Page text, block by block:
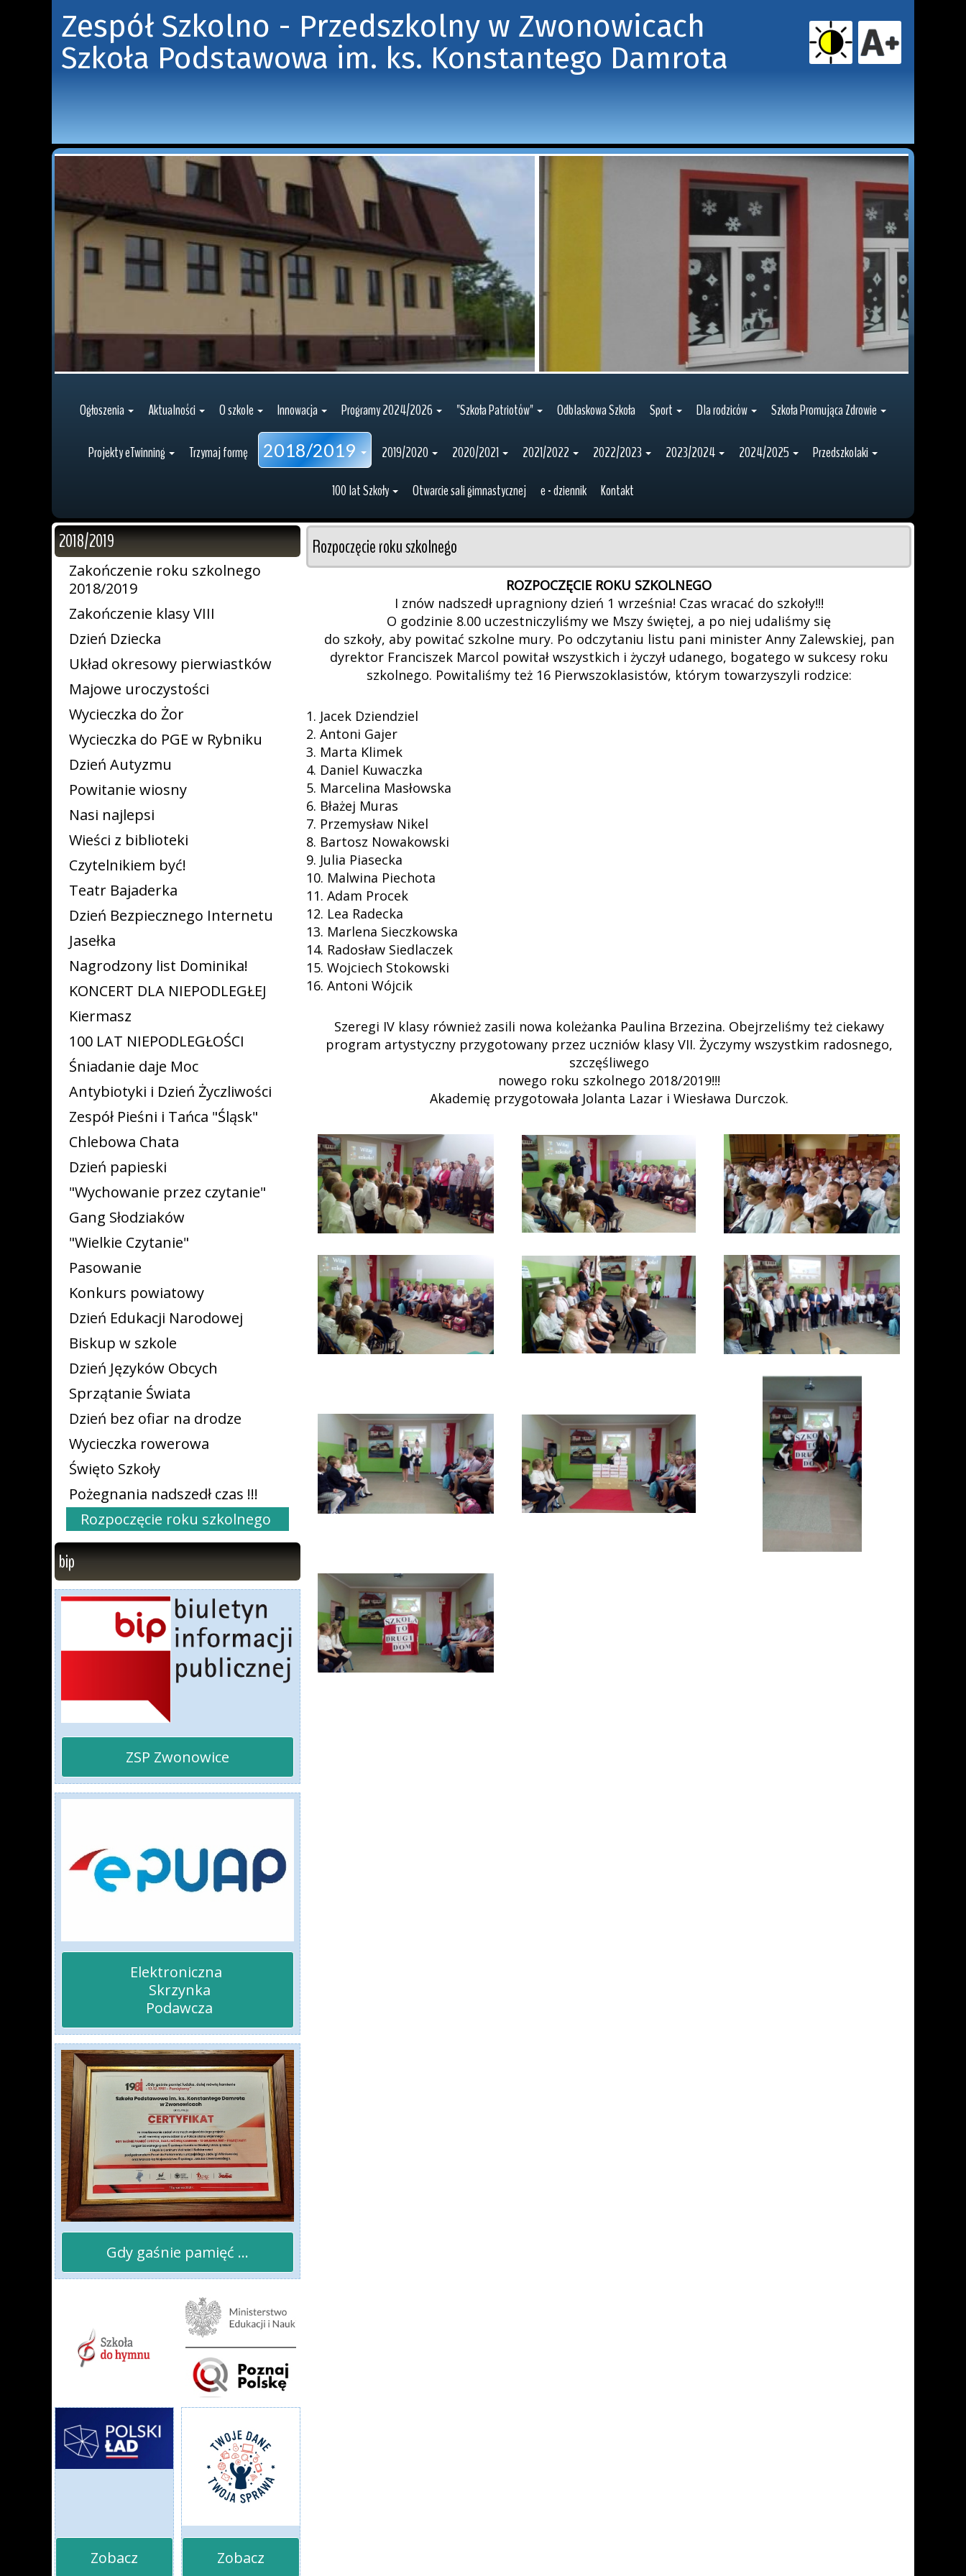
Zespół Szkolno - Przedszkolny w Zwonowicach
Szkoła Podstawowa im. ks. Konstantego Damrota
Ogłoszenia Aktualności O szkole Innowacja Programy 2024/2026 "Szkoła Patriotów" Odblaskowa Szkoła Sport Dla rodziców Szkoła Promująca Zdrowie
Projekty eTwinning Trzymaj formę 2018/2019 2019/2020 2020/2021 2021/2022 2022/2023 2023/2024 2024/2025
Przedszkolaki
100 lat Szkoły
Otwarcie sali gimnastycznej e - dziennik Kontakt
Rozpoczęcie roku szkolnego
ROZPOCZĘCIE ROKU SZKOLNEGO
I znów nadszedł upragniony dzień 1 września! Czas wracać do szkoły!!!
O godzinie 8.00 uczestniczyliśmy we Mszy świętej, a po niej udaliśmy się
do szkoły, aby powitać szkolne mury. Po odczytaniu listu pani minister Anny Zalewskiej, pan
dyrektor Franciszek Marcol powitał wszystkich i życzył udanego, bogatego w sukcesy roku
szkolnego. Powitaliśmy też 16 Pierwszoklasistów, którym towarzyszyli rodzice:
1. Jacek Dziendziel
2. Antoni Gajer
3. Marta Klimek
4. Daniel Kuwaczka
5. Marcelina Masłowska
6. Błażej Muras
7. Przemysław Nikel
8. Bartosz Nowakowski
9. Julia Piasecka
10. Malwina Piechota
11. Adam Procek
12. Lea Radecka
13. Marlena Sieczkowska
14. Radosław Siedlaczek
15. Wojciech Stokowski
16. Antoni Wójcik
Szeregi IV klasy również zasili nowa koleżanka Paulina Brzezina. Obejrzeliśmy też ciekawy
program artystyczny przygotowany przez uczniów klasy VII. Życzymy wszystkim radosnego,
szczęśliwego
nowego roku szkolnego 2018/2019!!!
Akademię przygotowała Jolanta Lazar i Wiesława Durczok.
2018/2019
Zakończenie roku szkolnego
2018/2019
Zakończenie klasy VIII
Dzień Dziecka
Układ okresowy pierwiastków
Majowe uroczystości
Wycieczka do Żor
Wycieczka do PGE w Rybniku
Dzień Autyzmu
Powitanie wiosny
Nasi najlepsi
Wieści z biblioteki
Czytelnikiem być!
Teatr Bajaderka
Dzień Bezpiecznego Internetu
Jasełka
Nagrodzony list Dominika!
KONCERT DLA NIEPODLEGŁEJ
Kiermasz
100 LAT NIEPODLEGŁOŚCI
Śniadanie daje Moc
Antybiotyki i Dzień Życzliwości
Zespół Pieśni i Tańca "Śląsk"
Chlebowa Chata
Dzień papieski
"Wychowanie przez czytanie"
Gang Słodziaków
"Wielkie Czytanie"
Pasowanie
Konkurs powiatowy
Dzień Edukacji Narodowej
Biskup w szkole
Dzień Języków Obcych
Sprzątanie Świata
Dzień bez ofiar na drodze
Wycieczka rowerowa
Święto Szkoły
Pożegnania nadszedł czas !!!
Rozpoczęcie roku szkolnego
bip
ZSP Zwonowice
Elektroniczna
Podawcza
Gdy gaśnie pamięć ...
Zobacz Zobacz